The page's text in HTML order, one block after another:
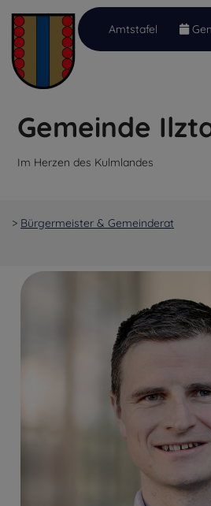
Inhalt
(Accesskey
1)
Hauptmenü
(Accesskey
2)
Quicklinks
(Accesskey
3)
Gemeinde
Im Herzen des Kulmlandes
Amtstafel
> Bürgermeister & Gemeinderat